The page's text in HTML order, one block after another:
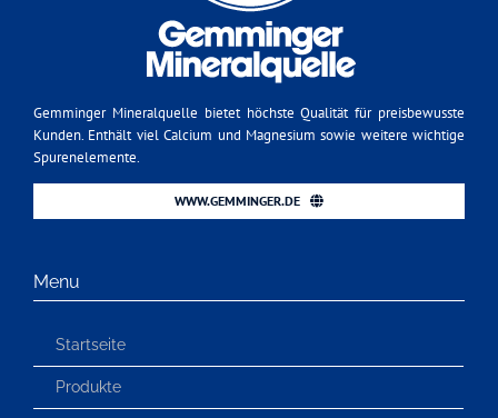
Gemminger Mineralquelle bietet höchste Qualität für preisbewusste
Kunden. Enthält viel Calcium und Magnesium sowie weitere wichtige
Spurenelemente.
WWW.GEMMINGER.DE
Menu
Startseite
Produkte